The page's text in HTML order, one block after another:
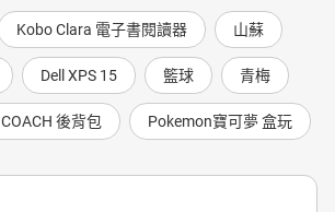
Kobo Clara 電子書閱讀器 山蘇
Dell XPS 15 籃球 青梅
COACH 後背包 Pokemon寶可夢 盒玩